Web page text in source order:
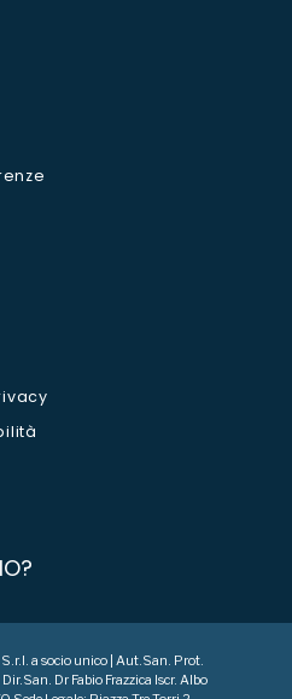
a socio unico | Aut.San. Prot.
Dr Fabio Frazzica Iscr. Albo